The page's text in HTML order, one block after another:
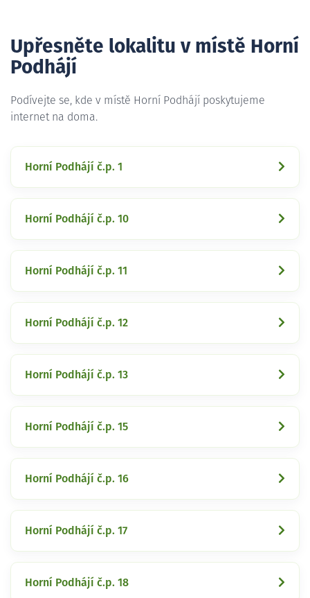
Upřesněte lokalitu v místě Horní
Podhájí
Podívejte se, kde v místě Horní Podhájí poskytujeme
internet na doma.
Horní Podhájí č.p. 1
Horní Podhájí č.p. 10
Horní Podhájí č.p. 11
Horní Podhájí č.p. 12
Horní Podhájí č.p. 13
Horní Podhájí č.p. 15
Horní Podhájí č.p. 16
Horní Podhájí č.p. 17
Horní Podhájí č.p. 18